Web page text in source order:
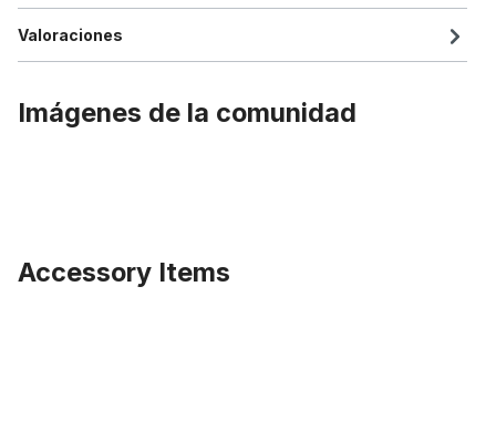
Valoraciones
Imágenes de la comunidad
Accessory Items